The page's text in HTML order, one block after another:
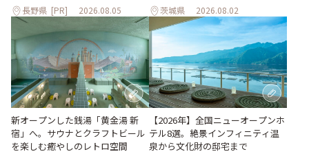
長野県 [PR] 2026.08.05 茨城県 2026.08.02
新オープンした銭湯「黄金湯 新
宿」へ。サウナとクラフトビール
を楽しむ癒やしのレトロ空間
【2026年】全国ニューオープンホ
テル8選。絶景インフィニティ温
泉から文化財の邸宅まで